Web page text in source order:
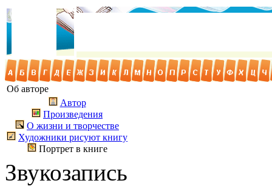
Об авторе
Автор
Произведения
О жизни и творчестве
Художники рисуют книгу
Портрет в книге
Звукозапись